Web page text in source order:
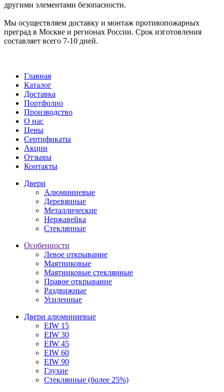
другими элементами безопасности.
Мы осуществляем доставку и монтаж противопожарных
преград в Москве и регионах России. Срок изготовления
составляет всего 7-10 дней.
Главная
Каталог
Доставка
Портфолио
Производство
О нас
Цены
Сертификаты
Акции
Отзывы
Контакты
Двери
Алюминиевые
Деревянные
Металлические
Нержавейка
Стеклянные
Особенности
Левое открывание
Маятниковые
Маятниковые стеклянные
Правое открывание
Раздвижные
Усиленные
Двери алюминиевые
EIW 15
EIW 30
EIW 45
EIW 60
EIW 90
Глухие
Стеклянные (более 25%)